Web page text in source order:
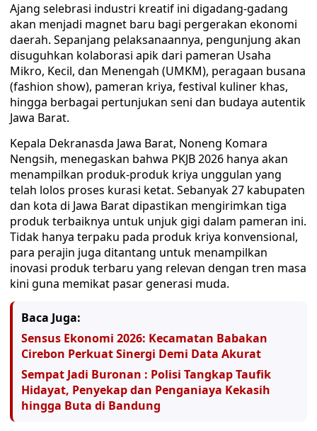
Ajang selebrasi industri kreatif ini digadang-gadang
akan menjadi magnet baru bagi pergerakan ekonomi
daerah. Sepanjang pelaksanaannya, pengunjung akan
disuguhkan kolaborasi apik dari pameran Usaha
Mikro, Kecil, dan Menengah (UMKM), peragaan busana
(fashion show), pameran kriya, festival kuliner khas,
hingga berbagai pertunjukan seni dan budaya autentik
Jawa Barat.
Kepala Dekranasda Jawa Barat, Noneng Komara
Nengsih, menegaskan bahwa PKJB 2026 hanya akan
menampilkan produk-produk kriya unggulan yang
telah lolos proses kurasi ketat. Sebanyak 27 kabupaten
dan kota di Jawa Barat dipastikan mengirimkan tiga
produk terbaiknya untuk unjuk gigi dalam pameran ini.
Tidak hanya terpaku pada produk kriya konvensional,
para perajin juga ditantang untuk menampilkan
inovasi produk terbaru yang relevan dengan tren masa
kini guna memikat pasar generasi muda.
Baca Juga:
Sensus Ekonomi 2026: Kecamatan Babakan
Cirebon Perkuat Sinergi Demi Data Akurat
Sempat Jadi Buronan : Polisi Tangkap Taufik
Hidayat, Penyekap dan Penganiaya Kekasih
hingga Buta di Bandung